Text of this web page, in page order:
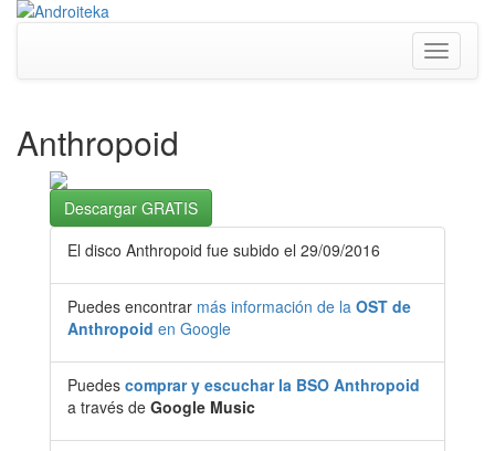
Toggle
Anthropoid
Descargar GRATIS
El disco Anthropoid fue subido el 29/09/2016
Puedes encontrar más información de la OST de
Anthropoid en Google
Puedes comprar y escuchar la BSO Anthropoid
a través de Google Music